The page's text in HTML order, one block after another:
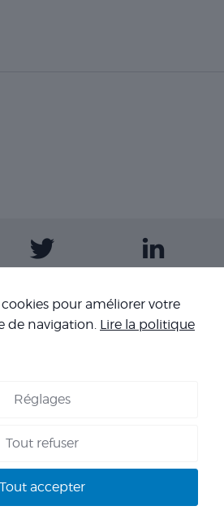
nous
Agence événementielle
- TVA : FR70 484 434 477 - RC :
- CNIL : 1245532 - AGENT VOYAGES :
IM 013100060
pour améliorer votre
de navigation. Lire la politique
Réglages
Tout refuser
Tout accepter